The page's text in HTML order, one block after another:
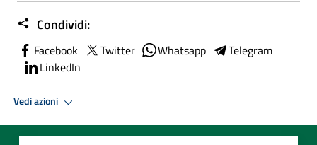
Condividi:
Facebook Twitter Whatsapp
Telegram
LinkedIn
Vedi azioni